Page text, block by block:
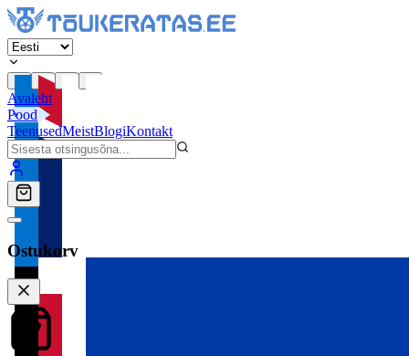
Avaleht
Pood
TeenusedMeistBlogiKontakt
Ostukorv